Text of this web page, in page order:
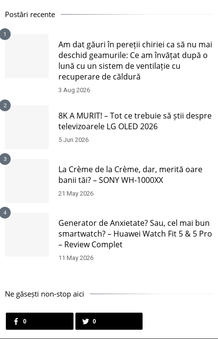
Postări recente
1
Am dat găuri în pereții chiriei ca să nu mai
deschid geamurile: Ce am învățat după o
lună cu un sistem de ventilație cu
recuperare de căldură
3 Aug 2026
2
8K A MURIT! – Tot ce trebuie să știi despre
televizoarele LG OLED 2026
5 Jun 2026
3
La Crème de la Crème, dar, merită oare
banii tăi? – SONY WH-1000XX
21 May 2026
4
Generator de Anxietate? Sau, cel mai bun
smartwatch? – Huawei Watch Fit 5 & 5 Pro
– Review Complet
11 May 2026
Ne găsești non-stop aici
0 0